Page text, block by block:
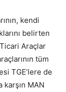
kendi
belirten
Araçlar
tüm
TGE’lere de
karşın MAN